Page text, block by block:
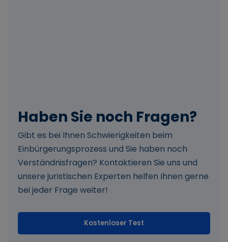
Haben Sie noch Fragen?
Gibt es bei Ihnen Schwierigkeiten beim
Einbürgerungsprozess und Sie haben noch
Verständnisfragen? Kontaktieren Sie uns und
unsere juristischen Experten helfen Ihnen gerne
bei jeder Frage weiter!
Kostenloser Test